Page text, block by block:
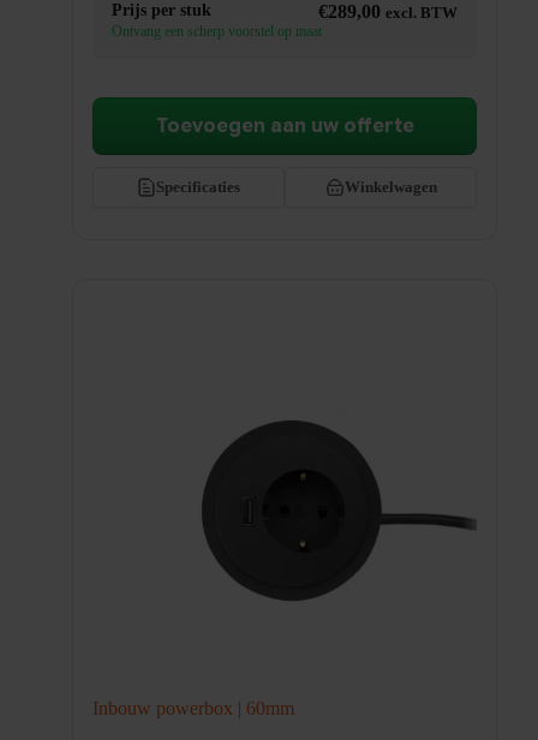
Prijs per stuk €289,00 excl. BTW
Ontvang een scherp voorstel op maat
Specificaties Winkelwagen
Toevoegen aan uw offerte
Inbouw powerbox | 60mm